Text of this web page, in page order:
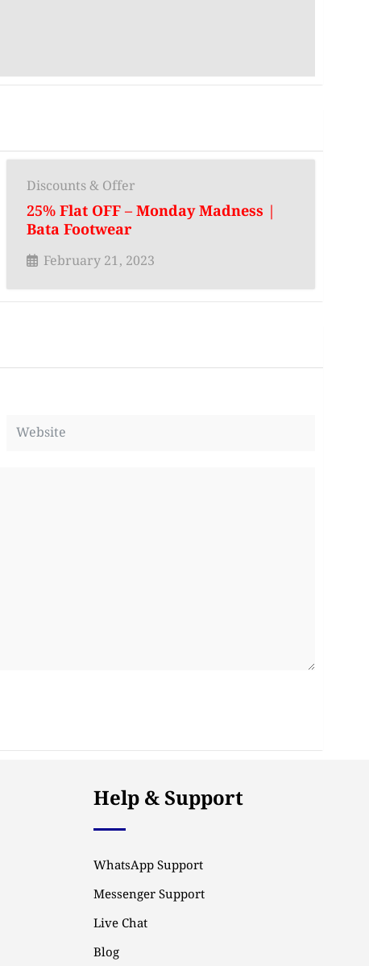
Discounts & Offer
25% Flat OFF – Monday Madness |
Bata Footwear
February 21, 2023
Help & Support
WhatsApp Support
Messenger Support
Live Chat
Blog